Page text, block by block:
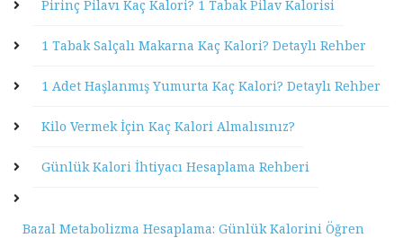
Pirinç Pilavı Kaç Kalori? 1 Tabak Pilav Kalorisi
1 Tabak Salçalı Makarna Kaç Kalori? Detaylı Rehber
1 Adet Haşlanmış Yumurta Kaç Kalori? Detaylı Rehber
Kilo Vermek İçin Kaç Kalori Almalısınız?
Günlük Kalori İhtiyacı Hesaplama Rehberi
Bazal Metabolizma Hesaplama: Günlük Kalorini Öğren